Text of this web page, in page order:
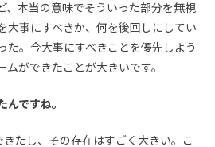
、本当の意味でそういった部分を無視
大事にすべきか、何を後回しにしてい
た。今大事にすべきことを優先しよう
ムができたことが大きいです。
ですね。
きたし、その存在はすごく大きい。こ